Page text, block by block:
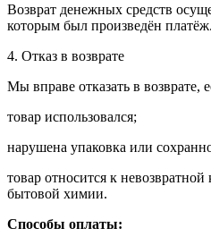
Возврат денежных средств
которым был произведён платёж.
4. Отказ в возврате
Мы вправе отказать в возврате,
товар использовался;
нарушена упаковка или
товар относится к
бытовой химии.
Способы оплаты: